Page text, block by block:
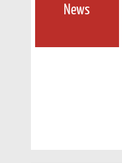
News